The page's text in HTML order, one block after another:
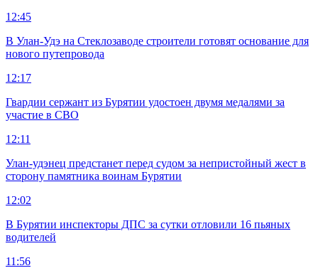
12:45
В Улан-Удэ на Стеклозаводе строители готовят основание для
нового путепровода
12:17
Гвардии сержант из Бурятии удостоен двумя медалями за
участие в СВО
12:11
Улан-удэнец предстанет перед судом за непристойный жест в
сторону памятника воинам Бурятии
12:02
В Бурятии инспекторы ДПС за сутки отловили 16 пьяных
водителей
11:56